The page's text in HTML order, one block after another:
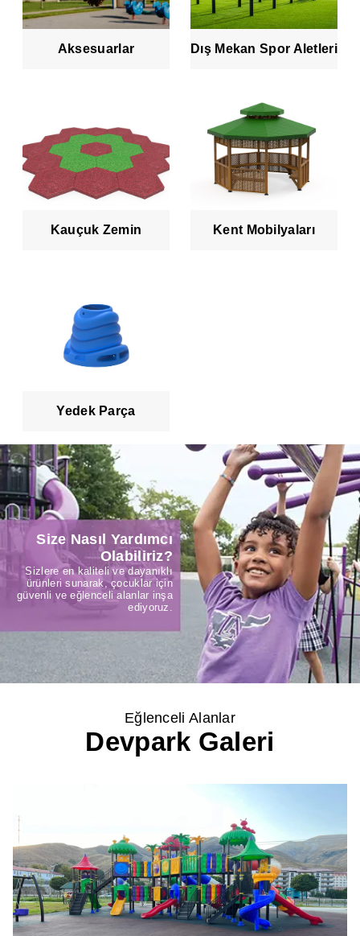
Aksesuarlar Dış Mekan Spor Aletleri
Kauçuk Zemin Kent Mobilyaları
Yedek Parça
Size Nasıl Yardımcı
Olabiliriz?
Sizlere en kaliteli ve dayanıklı
ürünleri sunarak, çocuklar için
güvenli ve eğlenceli alanlar inşa
ediyoruz.
Eğlenceli Alanlar
Devpark Galeri